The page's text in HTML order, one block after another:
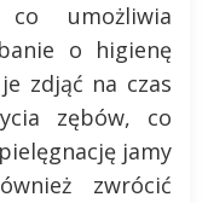
umożliwia
o higienę
zdjąć na czas
zębów, co
jamy
zwrócić